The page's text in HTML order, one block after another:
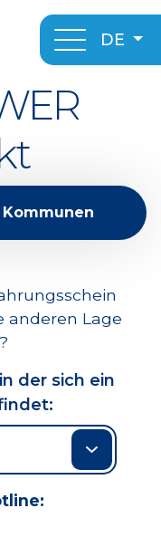
DE
Kommunen
anderen Lage
der sich ein